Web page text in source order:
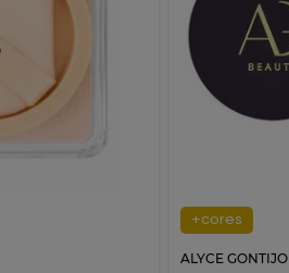
+cores
ALYCE GONTIJO